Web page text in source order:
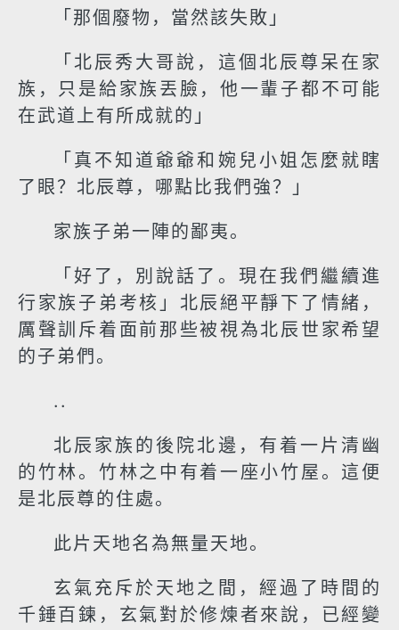
「那個廢物，當然該失敗」
「北辰秀大哥說，這個北辰尊呆在家
族，只是給家族丟臉，他一輩子都不可能
在武道上有所成就的」
「真不知道爺爺和婉兒小姐怎麼就瞎
了眼？北辰尊，哪點比我們強？」
家族子弟一陣的鄙夷。
「好了，別說話了。現在我們繼續進
行家族子弟考核」北辰絕平靜下了情緒，
厲聲訓斥着面前那些被視為北辰世家希望
的子弟們。
..
北辰家族的後院北邊，有着一片清幽
的竹林。竹林之中有着一座小竹屋。這便
是北辰尊的住處。
此片天地名為無量天地。
玄氣充斥於天地之間，經過了時間的
千錘百鍊，玄氣對於修煉者來說，已經變